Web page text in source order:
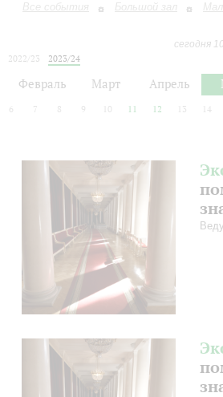
Все события Большой зал
сегодня
2022/23
2023/24
Февраль Март Апрель
6 7 8 9 10 11 12 13 14